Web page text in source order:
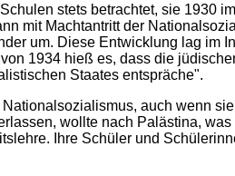
stets betrachtet, sie 1930
mit Machtantritt der
um. Diese Entwicklung lag im
1934 hieß es, dass die
Staates entspräche".
auch wenn
wollte nach Palästina,
Ihre Schüler und